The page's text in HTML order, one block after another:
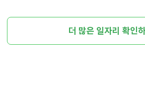
더 많은 일자리 확인하